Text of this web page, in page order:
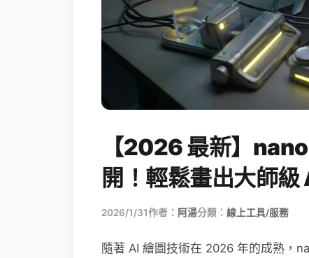
【2026 最新】
開！輕鬆畫出大師級
2026/1/31作者： 阿湯分類： 線上工具/服務
隨著 AI 繪圖技術在 2026 年的成熟，